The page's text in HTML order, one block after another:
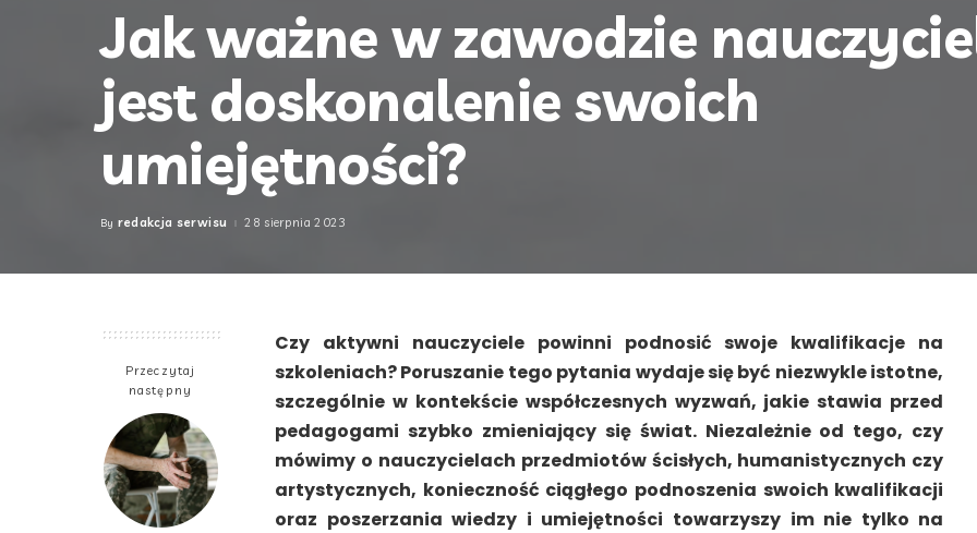
Jak ważne w zawodzie
jest doskonalenie swoich
umiejętności?
Posted
By redakcja serwisu 28 sierpnia 2023
Przeczytaj
następny
Czy aktywni nauczyciele powinni podnosić swoje kwalifikacje na
szkoleniach? Poruszanie tego pytania wydaje się być niezwykle istotne,
szczególnie w kontekście współczesnych wyzwań, jakie stawia przed
pedagogami szybko zmieniający się świat. Niezależnie od tego, czy
mówimy o nauczycielach przedmiotów ścisłych, humanistycznych czy
artystycznych, konieczność ciągłego podnoszenia swoich kwalifikacji
oraz poszerzania wiedzy i umiejętności towarzyszy im nie tylko na